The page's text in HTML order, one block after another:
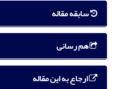
سابقه مقاله
هم رسانی
ارجاع به این مقاله